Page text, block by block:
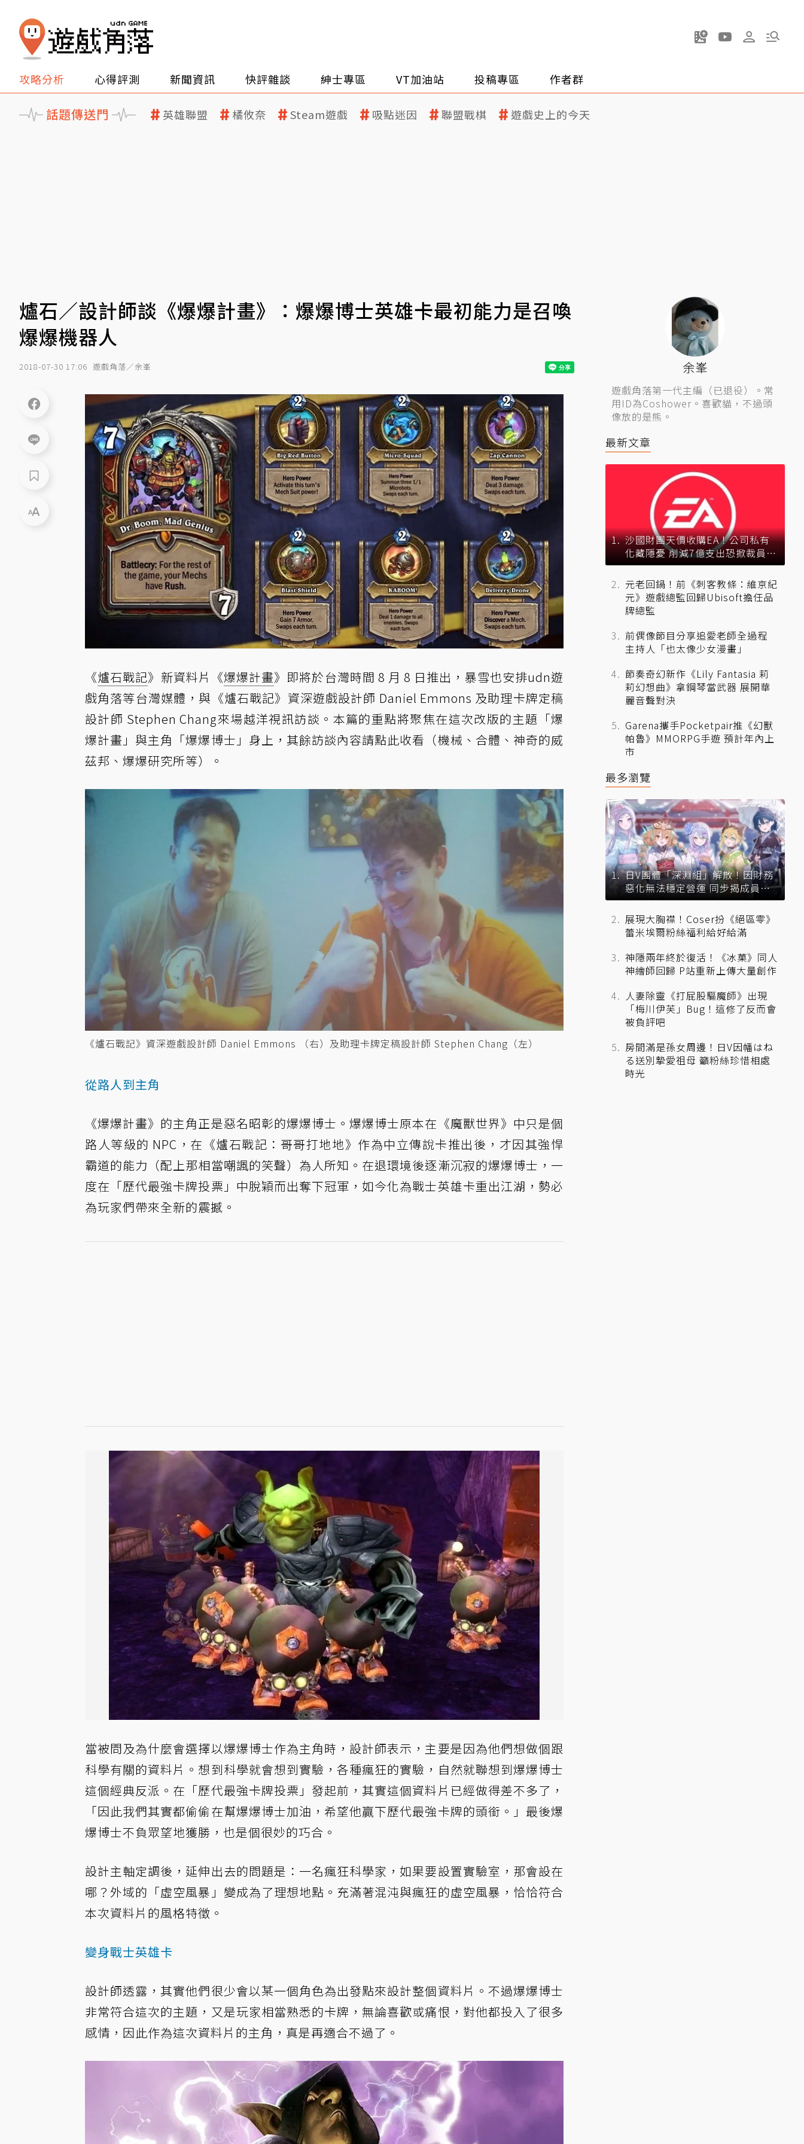
攻略分析 心得評測 新聞資訊 快評雜談 紳士專區 VT加油站 投稿專區 作者群
話題傳送門 英雄聯盟 橘攸奈 Steam遊戲 吸點迷因 聯盟戰棋 遊戲史上的今天
爐石／設計師談《爆爆計畫》：爆爆博士英雄卡最初能力是召喚
爆爆機器人
2018-07-30 17:06 遊戲角落／余峯
《爐石戰記》新資料片《爆爆計畫》即將於台灣時間 8 月 8 日推出，暴雪也安排udn遊
戲角落等台灣媒體，與《爐石戰記》資深遊戲設計師 Daniel Emmons 及助理卡牌定稿
設計師 Stephen Chang來場越洋視訊訪談。本篇的重點將聚焦在這次改版的主題「爆
爆計畫」與主角「爆爆博士」身上， 其餘訪談內容請點此收看（機械、合體、神奇的威
茲邦、爆爆研究所等）
。
《爐石戰記》資深遊戲設計師 Daniel Emmons （右）及助理卡牌定稿設計師 Stephen Chang（左）
從路人到主角
《爆爆計畫》的主角正是惡名昭彰的爆爆博士。爆爆博士原本在《魔獸世界》中只是個
路人等級的 NPC，在《爐石戰記：哥哥打地地》作為中立傳說卡推出後，才因其強悍
霸道的能力（配上那相當嘲諷的笑聲）為人所知。 在退環境後逐漸沉寂的爆爆博士 ，一
度在「歷代最強卡牌投票」中脫穎而出奪下冠軍 ，如今化為戰士英雄卡重出江湖，勢必
為玩家們帶來全新的震撼。
當被問及為什麼會選擇以爆爆博士作為主角時，設計師表示，主要是因為他們想做個跟
科學有關的資料片。想到科學就會想到實驗，各種瘋狂的實驗，自然就聯想到爆爆博士
這個經典反派。在「歷代最強卡牌投票」發起前，其實這個資料片已經做得差不多了，
「因此我們其實都偷偷在幫爆爆博士加油，希望他贏下歷代最強卡牌的頭銜。」最後爆
爆博士不負眾望地獲勝，也是個很妙的巧合。
設計主軸定調後，延伸出去的問題是：一名瘋狂科學家，如果要設置實驗室，那會設在
哪？外域的「虛空風暴」變成為了理想地點。充滿著混沌與瘋狂的虛空風暴，恰恰符合
本次資料片的風格特徵。
變身戰士英雄卡
設計師透露，其實他們很少會以某一個角色為出發點來設計整個資料片。不過爆爆博士
非常符合這次的主題，又是玩家相當熟悉的卡牌，無論喜歡或痛恨，對他都投入了很多
感情，因此作為這次資料片的主角，真是再適合不過了。
余峯
遊戲角落第一代主編（已退役）。常
用ID為Coshower。喜歡貓，不過頭
像放的是熊。
最新文章
沙國財團天價收購EA！公司私有
化藏隱憂 削減7億支出恐掀裁員風
暴？
元老回鍋！前《刺客教條：維京紀
元》遊戲總監回歸Ubisoft擔任品
牌總監
前偶像節目分享追愛老師全過程
主持人「也太像少女漫畫」
節奏奇幻新作《Lily Fantasia 莉
莉幻想曲》拿鋼琴當武器 展開華
麗音聲對決
Garena攜手Pocketpair推《幻獸
帕魯》MMORPG手遊 預計年內上
市
最多瀏覽
日V團體「深淵組」解散！因財務
惡化無法穩定營運 同步揭成員未
來去向
展現大胸襟！Coser扮《絕區零》
蕾米埃爾粉絲福利給好給滿
神隱兩年終於復活！《冰菓》同人
神繪師回歸 P站重新上傳大量創作
人妻除靈《打屁股驅魔師》出現
「梅川伊芙」Bug！這修了反而會
被負評吧
房間滿是孫女周邊！日V因幡はね
る送別摯愛祖母 籲粉絲珍惜相處
時光